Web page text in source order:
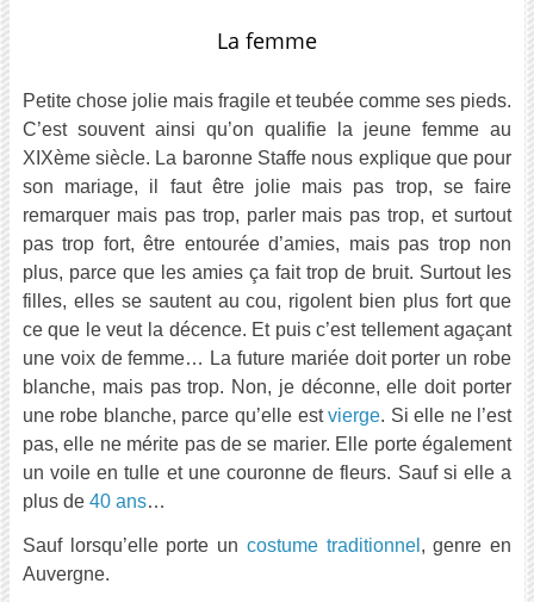
La femme
Petite chose jolie mais fragile et teubée comme ses pieds.
C’est souvent ainsi qu’on qualifie la jeune femme au
XIXème siècle. La baronne Staffe nous explique que pour
son mariage, il faut être jolie mais pas trop, se faire
remarquer mais pas trop, parler mais pas trop, et surtout
pas trop fort, être entourée d’amies, mais pas trop non
plus, parce que les amies ça fait trop de bruit. Surtout les
filles, elles se sautent au cou, rigolent bien plus fort que
ce que le veut la décence. Et puis c’est tellement agaçant
une voix de femme… La future mariée doit porter un robe
blanche, mais pas trop. Non, je déconne, elle doit porter
une robe blanche, parce qu’elle estvierge. Si elle ne l’est
pas, elle ne mérite pas de se marier. Elle porte également
un voile en tulle et une couronne de fleurs. Sauf si elle a
plus de 40 ans…
Sauf lorsqu’elle porte un costume traditionnel , genre en
Auvergne.